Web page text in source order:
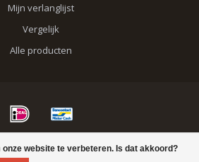
website te verbeteren. Is dat akkoord?
Mijn verlanglijst
Vergelijk
Alle producten
2026 Blik op Hout